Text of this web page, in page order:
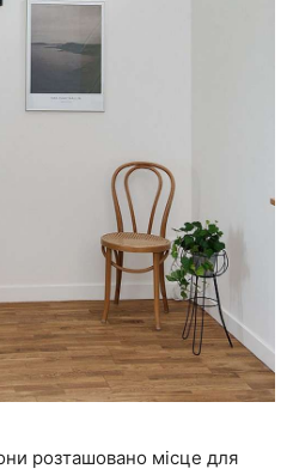
розташовано місце для